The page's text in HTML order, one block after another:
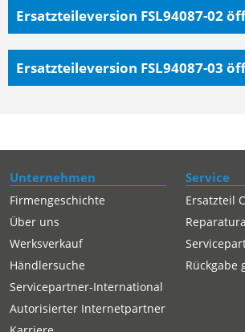
Ersatzteileversion FSL94087-02
Ersatzteileversion FSL94087-03
Unternehmen
Firmengeschichte
Über uns
Werksverkauf
Händlersuche
Servicepartner-International
Autorisierter Internetpartner
Service
Ersatzteil
Rückgabe